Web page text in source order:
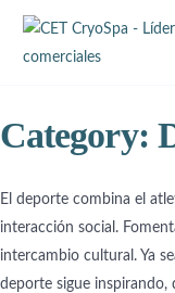
Category:
El deporte combina el
interacción social.
intercambio cultural. Ya
deporte sigue inspirando,